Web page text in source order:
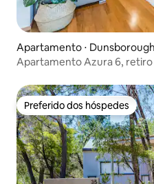
Apartamento ⋅ Dunsborough
Apartamento Azura 6,
Preferido dos hóspedes
Preferido dos hóspedes